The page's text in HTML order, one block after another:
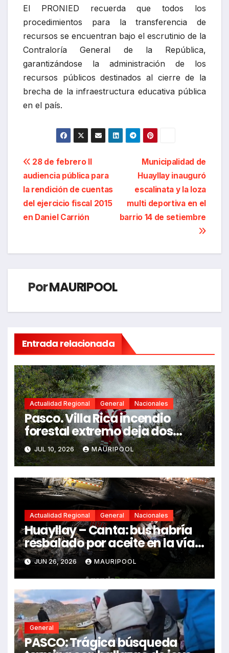
El PRONIED recuerda que todos los
procedimientos para la transferencia de
recursos se encuentran bajo el escrutinio de la
Contraloría General de la República,
garantizándose la administración de los
recursos públicos destinados al cierre de la
brecha de la infraestructura educativa pública
en el país.
Navegación
de
entradas
Municipalidad de
Huayllay inauguró
escalinata y la loza
multi deportiva en el
barrio 14 de setiembre
28 de febrero II
audiencia pública para
la rendición de cuentas
del ejercicio fiscal 2015
en Daniel Carrión
PorMAURIPOOL
Entrada relacionada
Actualidad Regional General Nacionales
Pasco. Villa Rica incendio
forestal extremo deja dos
fallecidos y heridos
JUL 10, 2026 MAURIPOOL
Actualidad Regional General Nacionales
Huayllay – Canta: bus habría
resbalado por aceite en la vía e
impactó auto siniestrado
dejando dos fallecidos
JUN 26, 2026 MAURIPOOL
General
PASCO: Trágica búsqueda